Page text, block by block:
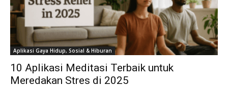
Aplikasi Gaya Hidup, Sosial & Hiburan
10 Aplikasi Meditasi Terbaik untuk
Meredakan Stres di 2025